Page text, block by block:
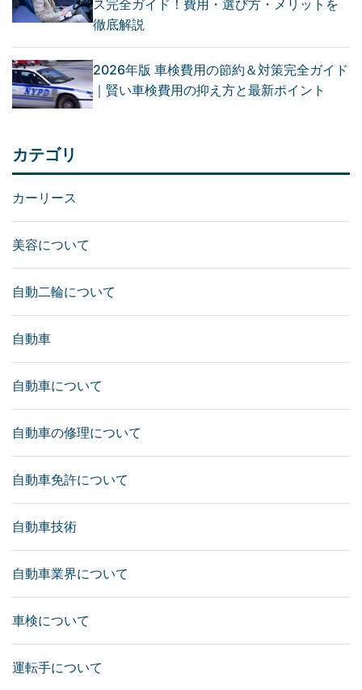
ス完全ガイド！費用・選び方・メリットを
徹底解説
2026年版 車検費用の節約＆対策完全ガイド
｜賢い車検費用の抑え方と最新ポイント
カテゴリ
カーリース
美容について
自動二輪について
自動車
自動車について
自動車の修理について
自動車免許について
自動車技術
自動車業界について
車検について
運転手について